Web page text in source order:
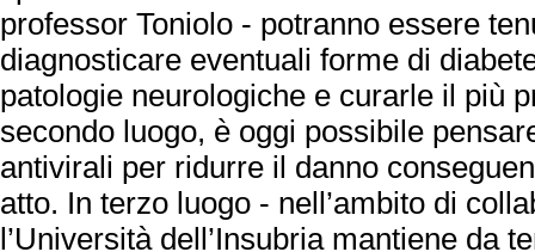
professor Toniolo - potranno essere
diagnosticare eventuali forme di
patologie neurologiche e curarle il più
secondo luogo, è oggi possibile
antivirali per ridurre il danno
atto. In terzo luogo - nell’ambito di
l’Università dell’Insubria mantiene da